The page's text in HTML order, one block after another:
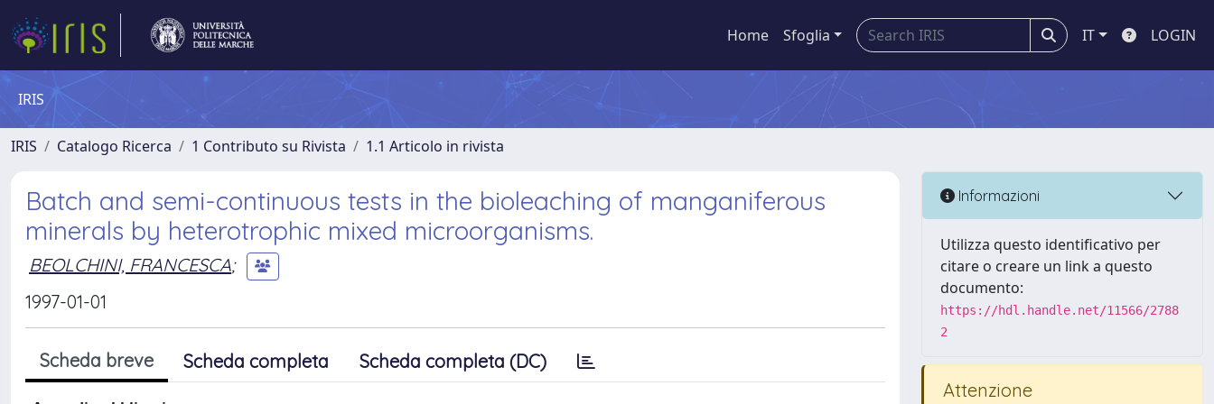
Home Sfoglia IT LOGIN
IRIS
IRIS Catalogo Ricerca 1 Contributo su Rivista 1.1 Articolo in rivista
Batch and semi-continuous tests in the bioleaching of manganiferous
minerals by heterotrophic mixed microorganisms.
BEOLCHINI, FRANCESCA;
1997-01-01
Scheda breve Scheda completa Scheda completa (DC)
Informazioni
Utilizza questo identificativo per
citare o creare un link a questo
documento:
https://hdl.handle.net/11566/2788
2
Attenzione